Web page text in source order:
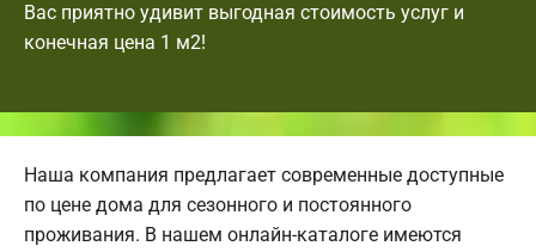
Вас приятно удивит выгодная стоимость услуг и
конечная цена 1 м2!
Наша компания предлагает современные доступные
по цене дома для сезонного и постоянного
проживания. В нашем онлайн-каталоге имеются